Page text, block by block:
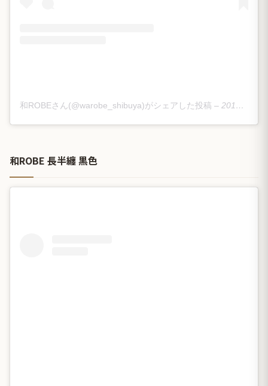
和ROBEさん(@warobe_shibuya)がシェアした投稿 – 2019年 3月月31日午後11時00分PDT
和ROBE 長半纏 黒色